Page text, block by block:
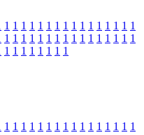
1 1 1 1 1 1 1 1 1 1 1 1 1 1 1 1
1 1 1 1 1 1 1 1 1 1 1 1 1 1 1 1
1 1 1 1 1 1 1 1
1 1 1 1 1 1 1 1 1 1 1 1 1 1 1 1